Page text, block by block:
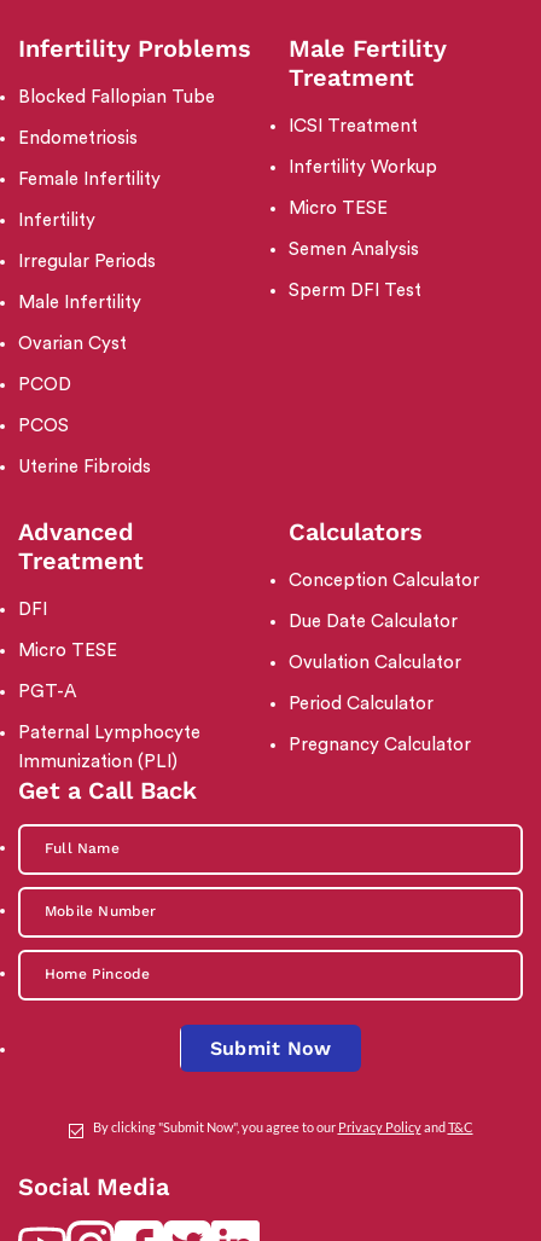
Infertility Problems
Blocked Fallopian Tube
Endometriosis
Female Infertility
Infertility
Irregular Periods
Male Infertility
Ovarian Cyst
PCOD
PCOS
Uterine Fibroids
Male Fertility
Treatment
ICSI Treatment
Infertility Workup
Micro TESE
Semen Analysis
Sperm DFI Test
Advanced
Treatment
DFI
Micro TESE
PGT-A
Paternal Lymphocyte
Immunization (PLI)
Calculators
Conception Calculator
Due Date Calculator
Ovulation Calculator
Period Calculator
Pregnancy Calculator
Get a Call Back
Submit Now
By clicking "Submit Now", you agree to our Privacy PolicyandT&C
Social Media